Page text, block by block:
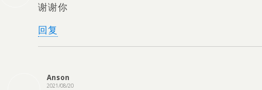
谢谢你
回复
Anson
2021/08/20